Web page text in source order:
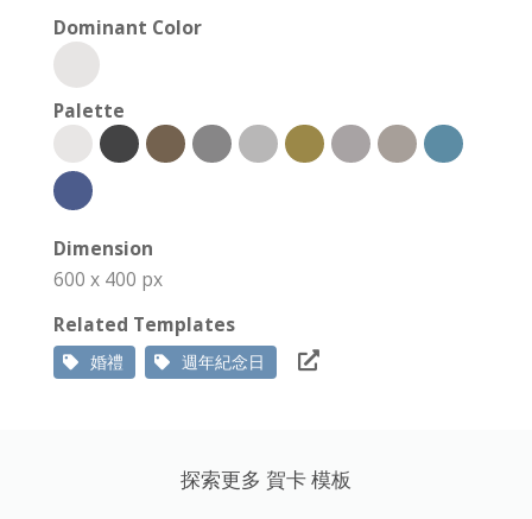
Dominant Color
Palette
Dimension
600 x 400 px
Related Templates
婚禮 週年紀念日
探索更多 賀卡 模板